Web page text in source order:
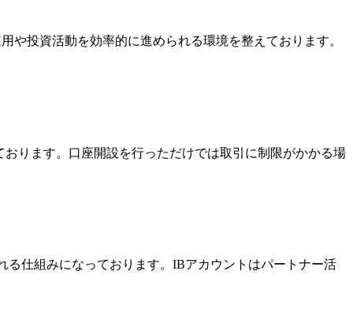
投資活動を効率的に進められる環境を整えております。
ります。口座開設を行っただけでは取引に制限がかかる場
る仕組みになっております。IBアカウントはパートナー活